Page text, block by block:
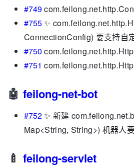
#749
#755✨
ConnectionConfig) 要支持自
#750
#751
🤖 feilong-net-bot
#752✨ 新建
Map<String, String>) 机器人
🍼 feilong-servlet